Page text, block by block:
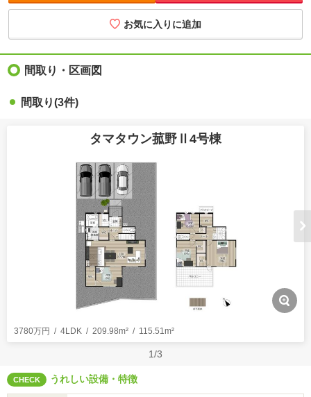
お気に入りに追加
間取り・区画図
間取り(3件)
タマタウン菰野Ⅱ4号棟
3780万円 4LDK 209.98m² 115.51m²
1/3
CHECK うれしい設備・特徴